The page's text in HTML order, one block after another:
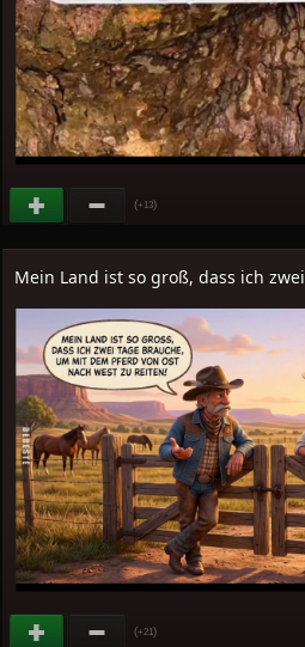
(+13)
Mein Land ist so groß, dass ich
(+21)